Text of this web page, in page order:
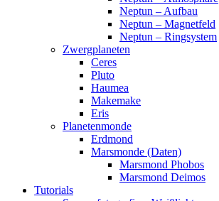
Neptun – Aufbau
Neptun – Magnetfeld
Neptun – Ringsystem
Zwergplaneten
Ceres
Pluto
Haumea
Makemake
Eris
Planetenmonde
Erdmond
Marsmonde (Daten)
Marsmond Phobos
Marsmond Deimos
Tutorials